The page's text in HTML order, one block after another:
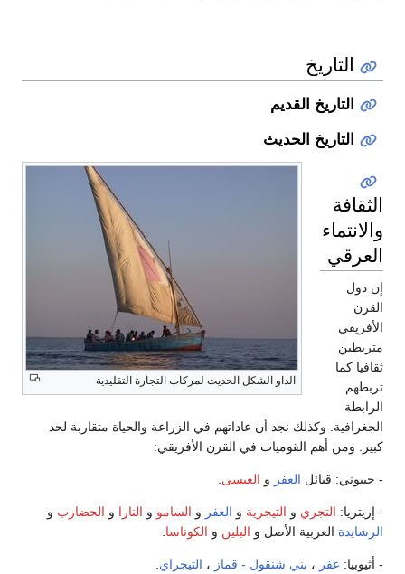
التاريخ
التاريخ القديم
التاريخ الحديث
الداو الشكل الحديث لمركاب التجارة التقليدية
الثقافة
والانتماء
العرقي
إن دول
القرن
الأفريقي
متربطين
ثقافيا كما
تربطهم
الرابطة
الجغرافية. وكذلك نجد أن عاداتهم في الزراعة والحياة متقاربة لحد
كبير. ومن أهم القوميات في القرن الأفريقي:
- جيبوني: قبائل العفر و العيسى
- إريتريا: التجري و التيجرية و العفر و السامو و النارا و الحضارب و
الرشايدة العربية الأصل و البلين و الكوناسا
- أثيوبيا: عفر ، بني شنقول - قماز ، التيجراي